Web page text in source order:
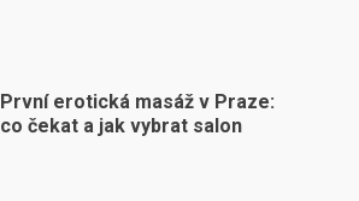
První erotická masáž v Praze:
co čekat a jak vybrat salon